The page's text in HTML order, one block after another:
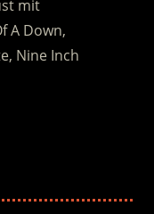
mit
A Down,
Nine Inch